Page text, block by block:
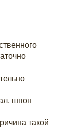
шпон
такой